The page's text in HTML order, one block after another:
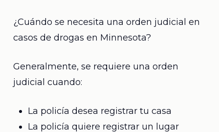
¿Cuándo se necesita una orden judicial en
casos de drogas en Minnesota?
Generalmente, se requiere una orden
judicial cuando:
La policía desea registrar tu casa
La policía quiere registrar un lugar